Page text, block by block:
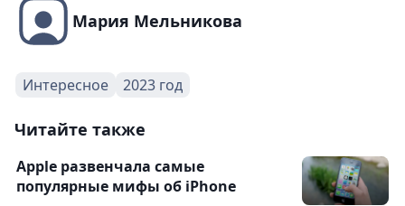
Мария Мельникова
Интересное 2023 год
Читайте также
Apple развенчала самые
популярные мифы об iPhone